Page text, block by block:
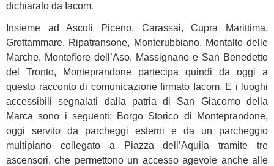
dichiarato da Iacom.
Insieme ad Ascoli Piceno, Carassai, Cupra Marittima,
Grottammare, Ripatransone, Monterubbiano, Montalto delle
Marche, Montefiore dell’Aso, Massignano e San Benedetto
del Tronto, Monteprandone partecipa quindi da oggi a
questo racconto di comunicazione firmato Iacom. E i luoghi
accessibili segnalati dalla patria di San Giacomo della
Marca sono i seguenti: Borgo Storico di Monteprandone,
oggi servito da parcheggi esterni e da un parcheggio
multipiano collegato a Piazza dell’Aquila tramite tre
ascensori, che permettono un accesso agevole anche alle